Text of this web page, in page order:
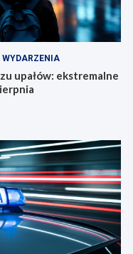
WYDARZENIA
upałów: ekstremalne